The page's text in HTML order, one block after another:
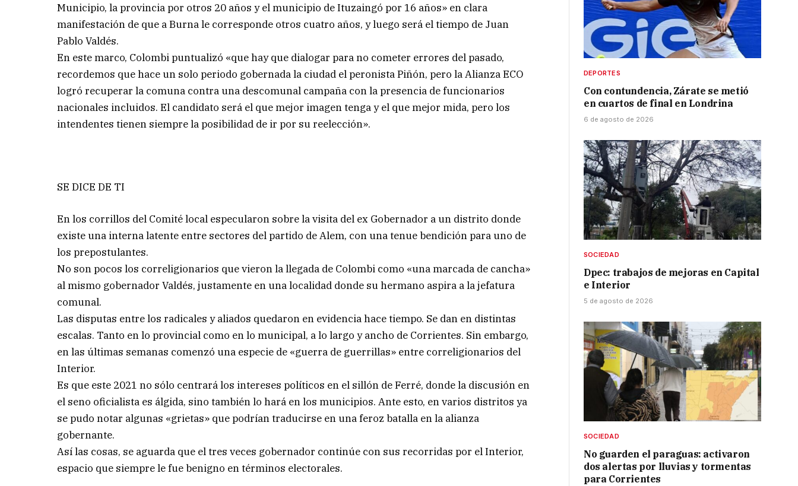
Municipio, la provincia por otros 20 años y el municipio de Ituzaingó por 16 años» en clara
manifestación de que a Burna le corresponde otros cuatro años, y luego será el tiempo de Juan
Pablo Valdés.
En este marco, Colombi puntualizó «que hay que dialogar para no cometer errores del pasado,
recordemos que hace un solo periodo gobernada la ciudad el peronista Piñón, pero la Alianza ECO
logró recuperar la comuna contra una descomunal campaña con la presencia de funcionarios
nacionales incluidos. El candidato será el que mejor imagen tenga y el que mejor mida, pero los
intendentes tienen siempre la posibilidad de ir por su reelección».
SE DICE DE TI
En los corrillos del Comité local especularon sobre la visita del ex Gobernador a un distrito donde
existe una interna latente entre sectores del partido de Alem, con una tenue bendición para uno de
los prepostulantes.
No son pocos los correligionarios que vieron la llegada de Colombi como «una marcada de cancha»
al mismo gobernador Valdés, justamente en una localidad donde su hermano aspira a la jefatura
comunal.
Las disputas entre los radicales y aliados quedaron en evidencia hace tiempo. Se dan en distintas
escalas. Tanto en lo provincial como en lo municipal, a lo largo y ancho de Corrientes. Sin embargo,
en las últimas semanas comenzó una especie de «guerra de guerrillas» entre correligionarios del
Interior.
Es que este 2021 no sólo centrará los intereses políticos en el sillón de Ferré, donde la discusión en
el seno oficialista es álgida, sino también lo hará en los municipios. Ante esto, en varios distritos ya
se pudo notar algunas «grietas» que podrían traducirse en una feroz batalla en la alianza
gobernante.
Así las cosas, se aguarda que el tres veces gobernador continúe con sus recorridas por el Interior,
espacio que siempre le fue benigno en términos electorales.
DEPORTES
Con contundencia, Zárate se metió
en cuartos de final en Londrina
6 de agosto de 2026
SOCIEDAD
Dpec: trabajos de mejoras en Capital
e Interior
5 de agosto de 2026
SOCIEDAD
No guarden el paraguas: activaron
dos alertas por lluvias y tormentas
para Corrientes